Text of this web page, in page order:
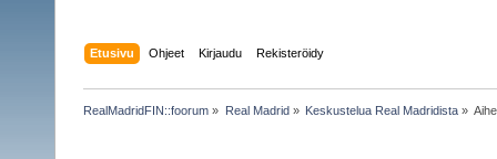
Etusivu Ohjeet Kirjaudu Rekisteröidy
RealMadridFIN::foorum » Real Madrid» Keskustelua Real Madridista»